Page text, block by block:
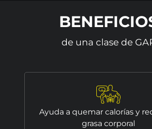
de una clase de
Ayuda a quemar calorías y
grasa corporal